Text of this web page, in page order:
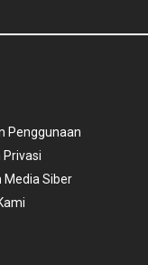
Penggunaan
Privasi
Media Siber